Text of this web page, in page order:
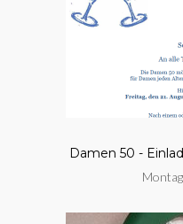
Damen 50 -